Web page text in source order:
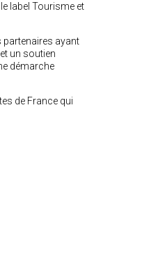
label Tourisme et
partenaires ayant
un soutien
démarche
de France qui